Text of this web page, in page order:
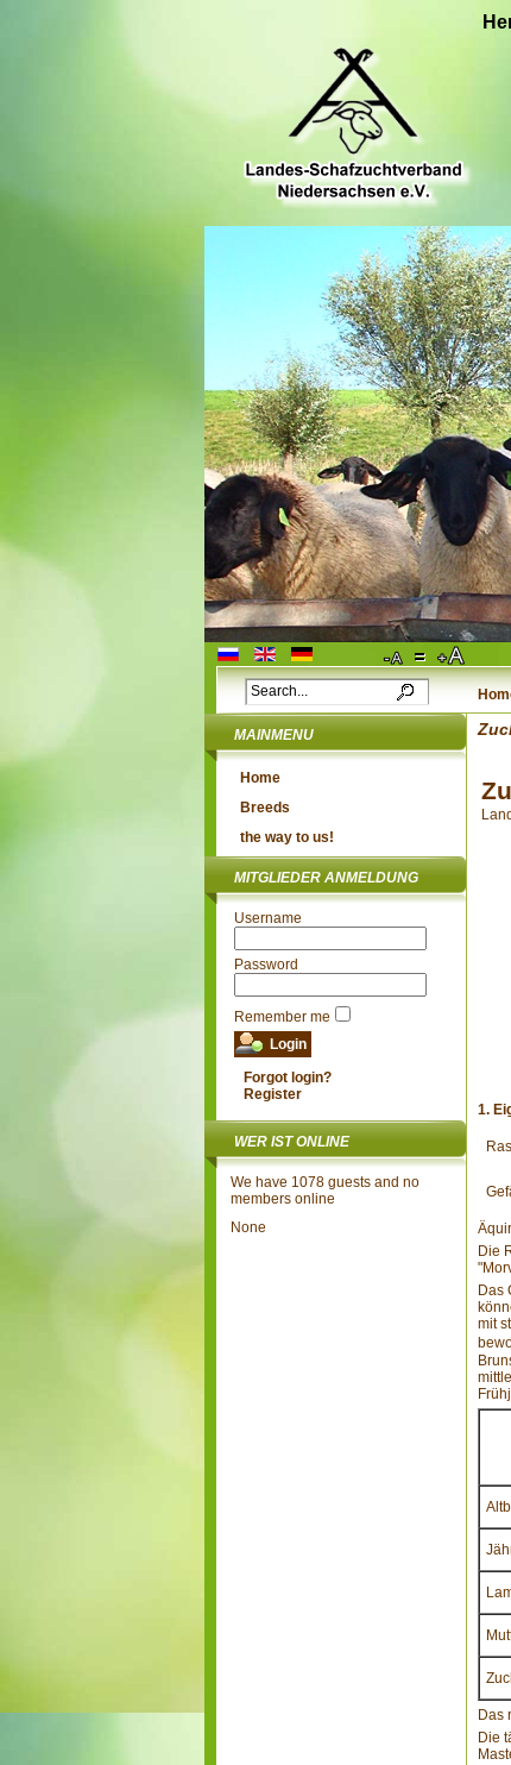
MAINMENU
Home
Breeds
the way to us!
MITGLIEDER ANMELDUNG
Username
Password
Remember me
Forgot login?
Register
WER IST ONLINE
We have 1078 guests and no
members online
None
1.
Die
Das
mit
Das
Die